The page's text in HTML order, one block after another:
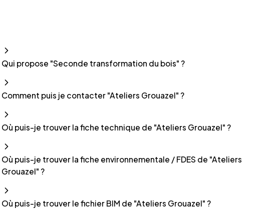
Qui propose "Seconde transformation du bois" ?
Comment puis je contacter "Ateliers Grouazel" ?
Où puis-je trouver la fiche technique de "Ateliers Grouazel" ?
Où puis-je trouver la fiche environnementale / FDES de "Ateliers
Grouazel" ?
Où puis-je trouver le fichier BIM de "Ateliers Grouazel" ?